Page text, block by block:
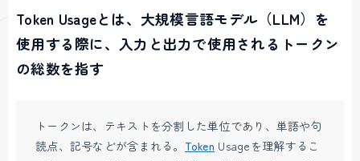
Token Usageとは、大規模言語モデル（LLM）を
使用する際に、入力と出力で使用されるトークン
の総数を指す
トークンは、テキストを分割した単位であり、単語や句
読点、記号などが含まれる。 Token Usageを理解するこ